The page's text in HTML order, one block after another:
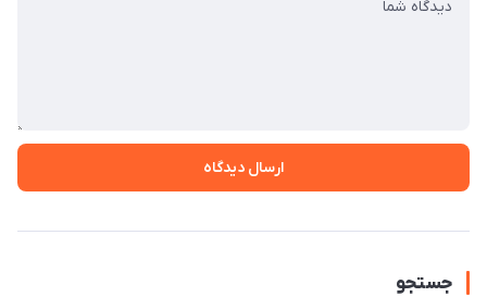
ارسال دیدگاه
جستجو